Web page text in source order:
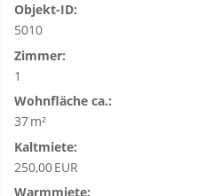
Objekt-ID:
5010
Zimmer:
1
Wohnfläche ca.:
37 m²
Kaltmiete:
250,00 EUR
Warmmiete: